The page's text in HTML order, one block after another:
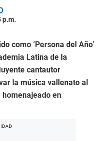
p.m.
como ‘Persona del Año’
Latina de la
cantautor
la música vallenato al
en